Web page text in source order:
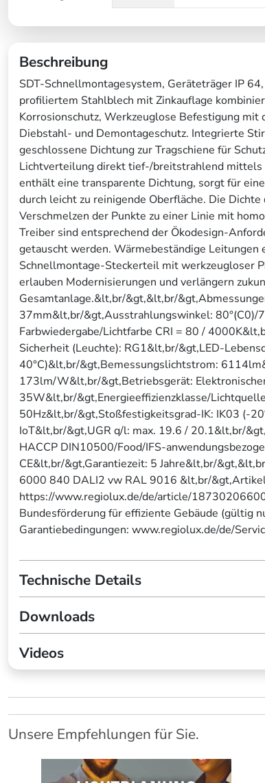
Beschreibung
SDT-Schnellmontagesystem, Geräteträger IP
profiliertem Stahlblech mit Zinkauflage
Korrosionschutz, Werkzeuglose Befestigung
Diebstahl- und Demontageschutz. Integrierte
geschlossene Dichtung zur Tragschiene für
Lichtverteilung direkt tief-/breitstrahlend mittels
enthält eine transparente Dichtung, sorgt für
durch leicht zu reinigende Oberfläche. Die
Verschmelzen der Punkte zu einer Linie mit
Treiber sind entsprechend der Ökodesign-
getauscht werden. Wärmebeständige
Schnellmontage-Steckerteil mit werkzeugloser
erlauben Modernisierungen und verlängern
Gesamtanlage.&lt,br/&gt,&lt,br/
37mm&lt,br/&gt,Ausstrahlungswinkel: 80°(C0)/
Farbwiedergabe/Lichtfarbe CRI = 80 /
Sicherheit (Leuchte): RG1&lt,br/&gt,LED-
40°C)&lt,br/&gt,Bemessungslichtstrom:
173lm/W&lt,br/&gt,Betriebsgerät:
35W&lt,br/&gt,Energieeffizienzklasse/
50Hz&lt,br/&gt,Stoßfestigkeitsgrad-IK: IK03 (-
IoT&lt,br/&gt,UGR q/l: max. 19.6 / 20.1&lt,br/
HACCP DIN10500/Food/IFS-
CE&lt,br/&gt,Garantiezeit: 5 Jahre&lt,br/
6000 840 DALI2 vw RAL 9016 &lt,br/
https://www.regiolux.de/de/article/
Bundesförderung für effiziente Gebäude (gültig
Garantiebedingungen: www.regiolux.de/de/
Technische Details
Downloads
Videos
Unsere Empfehlungen für Sie.